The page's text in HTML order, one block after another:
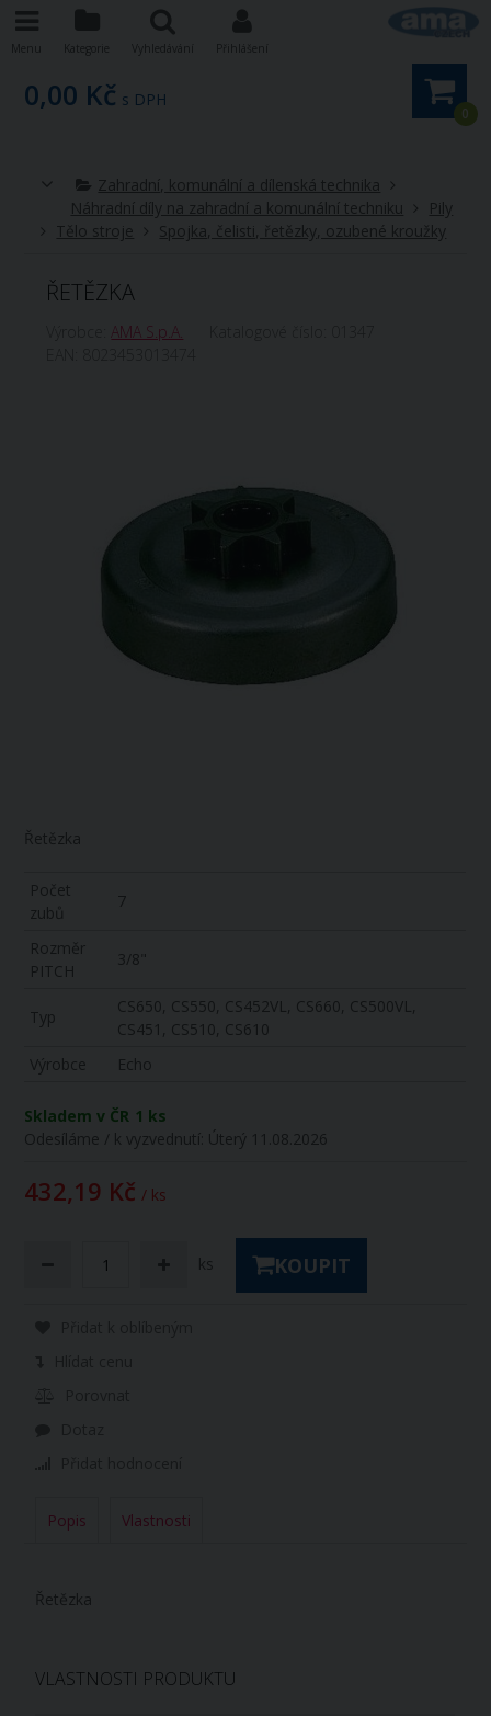
0
0,00 Kč s DPH
Zahradní, komunální a dílenská technika
Náhradní díly na zahradní a komunální techniku
Pily
Tělo stroje
Spojka, čelisti, řetězky, ozubené kroužky
ŘETĚZKA
Výrobce:AMA S.p.A.
Řetězka
Počet
zubů
7
Rozměr
PITCH
3/8"
Typ
CS650, CS550, CS452VL, CS660, CS500VL,
CS451, CS510, CS610
Výrobce
Echo
Skladem v ČR 1 ks
Odesíláme / k vyzvednutí: Úterý 11.08.2026
432,19 Kč / ks
ks KOUPIT
Popis Vlastnosti
Řetězka
VLASTNOSTI PRODUKTU
Menu Kategorie Vyhledávání Přihlášení